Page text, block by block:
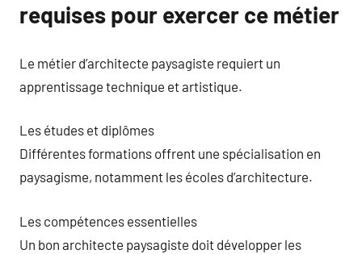
requises pour exercer ce métier
Le métier d’architecte paysagiste requiert un
apprentissage technique et artistique.
Les études et diplômes
Différentes formations offrent une spécialisation en
paysagisme, notamment les écoles d’architecture.
Les compétences essentielles
Un bon architecte paysagiste doit développer les